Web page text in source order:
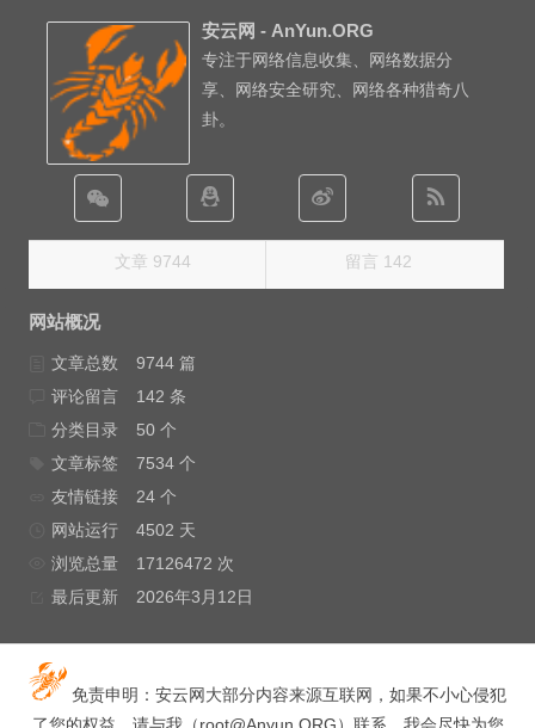
安云网 - AnYun.ORG
专注于网络信息收集、网络数据分
享、网络安全研究、网络各种猎奇八
卦。
文章 9744 留言 142
网站概况
文章总数
9744 篇
评论留言
142 条
分类目录
50 个
文章标签
7534 个
友情链接
24 个
网站运行
4502 天
浏览总量
17126472 次
最后更新
2026年3月12日
免责申明：安云网大部分内容来源互联网，如果不小心侵犯